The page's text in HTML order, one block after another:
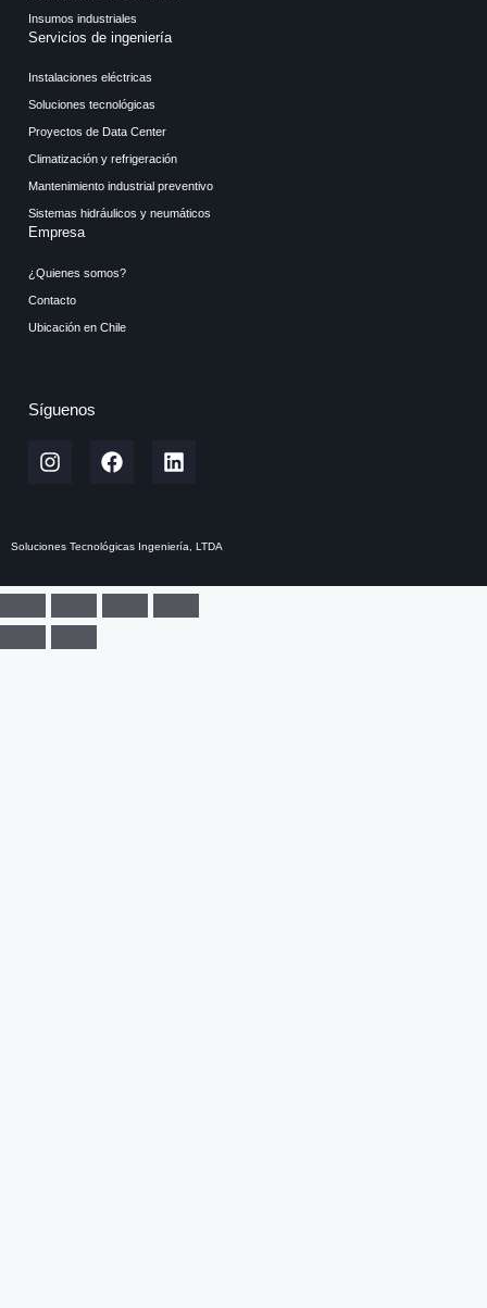
Insumos industriales
Servicios de ingeniería
Instalaciones eléctricas
Soluciones tecnológicas
Proyectos de Data Center
Climatización y refrigeración
Mantenimiento industrial preventivo
Sistemas hidráulicos y neumáticos
Empresa
¿Quienes somos?
Contacto
Ubicación en Chile
Síguenos
Soluciones Tecnológicas Ingeniería, LTDA